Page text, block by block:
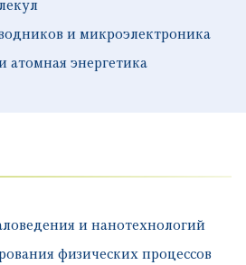
и микроэлектроника
атомная энергетика
и нанотехнологий
физических процессов